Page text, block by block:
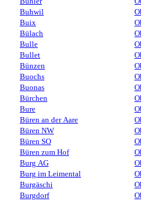
Buhwil
Buix
Bülach
Bulle
Bullet
Bünzen
Buochs
Buonas
Bürchen
Bure
Büren an der Aare
Büren NW
Büren SO
Büren zum Hof
Burg AG
Burg im Leimental
Burgäschi
Burgdorf